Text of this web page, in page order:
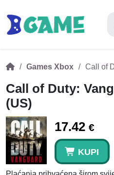
Games Xbox Call of
Call of Duty:
(US)
17.42 €
KUPI